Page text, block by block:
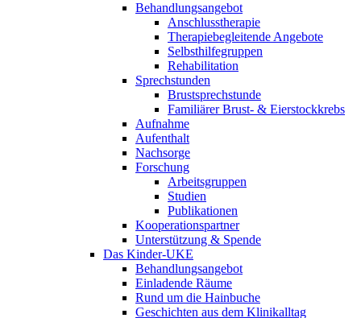
Behandlungsangebot
Anschlusstherapie
Therapiebegleitende Angebote
Selbsthilfegruppen
Rehabilitation
Sprechstunden
Brustsprechstunde
Familiärer Brust- & Eierstockkrebs
Aufnahme
Aufenthalt
Nachsorge
Forschung
Arbeitsgruppen
Studien
Publikationen
Kooperationspartner
Unterstützung & Spende
Das Kinder-UKE
Behandlungsangebot
Einladende Räume
Rund um die Hainbuche
Geschichten aus dem Klinikalltag